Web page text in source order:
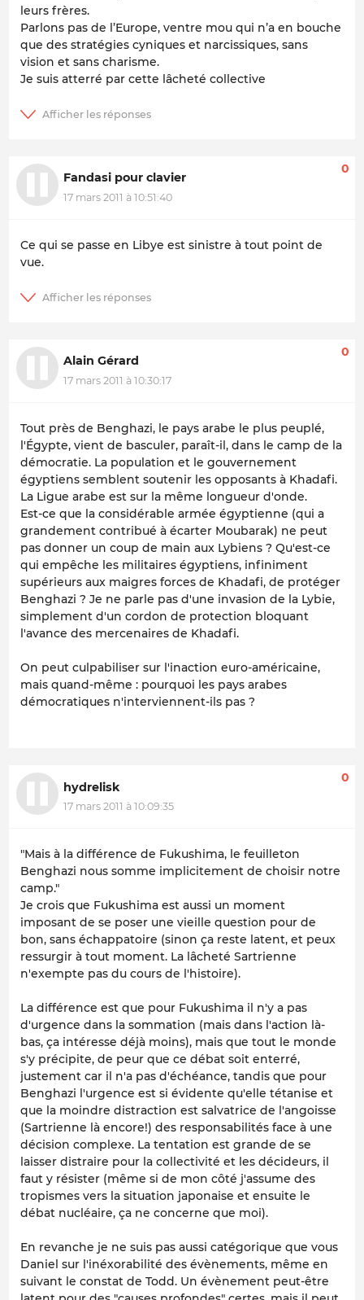
leurs frères.
Parlons pas de l’Europe, ventre mou qui n’a en bouche
que des stratégies cyniques et narcissiques, sans
vision et sans charisme.
Je suis atterré par cette lâcheté collective
Fandasi pour clavier
17 mars 2011 à 10:51:40
0
Ce qui se passe en Libye est sinistre à tout point de
vue.
Alain Gérard
17 mars 2011 à 10:30:17
0
Tout près de Benghazi, le pays arabe le plus peuplé,
l'Égypte, vient de basculer, paraît-il, dans le camp de la
démocratie. La population et le gouvernement
égyptiens semblent soutenir les opposants à Khadafi.
La Ligue arabe est sur la même longueur d'onde.
Est-ce que la considérable armée égyptienne (qui a
grandement contribué à écarter Moubarak) ne peut
pas donner un coup de main aux Lybiens ? Qu'est-ce
qui empêche les militaires égyptiens, infiniment
supérieurs aux maigres forces de Khadafi, de protéger
Benghazi ? Je ne parle pas d'une invasion de la Lybie,
simplement d'un cordon de protection bloquant
l'avance des mercenaires de Khadafi.
On peut culpabiliser sur l'inaction euro-américaine,
mais quand-même : pourquoi les pays arabes
démocratiques n'interviennent-ils pas ?
hydrelisk
17 mars 2011 à 10:09:35
0
"Mais à la différence de Fukushima, le feuilleton
Benghazi nous somme implicitement de choisir notre
camp."
Je crois que Fukushima est aussi un moment
imposant de se poser une vieille question pour de
bon, sans échappatoire (sinon ça reste latent, et peux
ressurgir à tout moment. La lâcheté Sartrienne
n'exempte pas du cours de l'histoire).
La différence est que pour Fukushima il n'y a pas
d'urgence dans la sommation (mais dans l'action là-
bas, ça intéresse déjà moins), mais que tout le monde
s'y précipite, de peur que ce débat soit enterré,
justement car il n'a pas d'échéance, tandis que pour
Benghazi l'urgence est si évidente qu'elle tétanise et
que la moindre distraction est salvatrice de l'angoisse
(Sartrienne là encore!) des responsabilités face à une
décision complexe. La tentation est grande de se
laisser distraire pour la collectivité et les décideurs, il
faut y résister (même si de mon côté j'assume des
tropismes vers la situation japonaise et ensuite le
débat nucléaire, ça ne concerne que moi).
En revanche je ne suis pas aussi catégorique que vous
Daniel sur l'inéxorabilité des évènements, même en
suivant le constat de Todd. Un évènement peut-être